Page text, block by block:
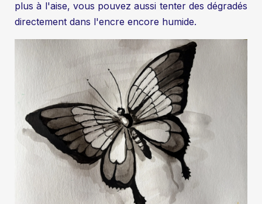
plus à l'aise, vous pouvez aussi tenter des dégradés
directement dans l'encre encore humide.